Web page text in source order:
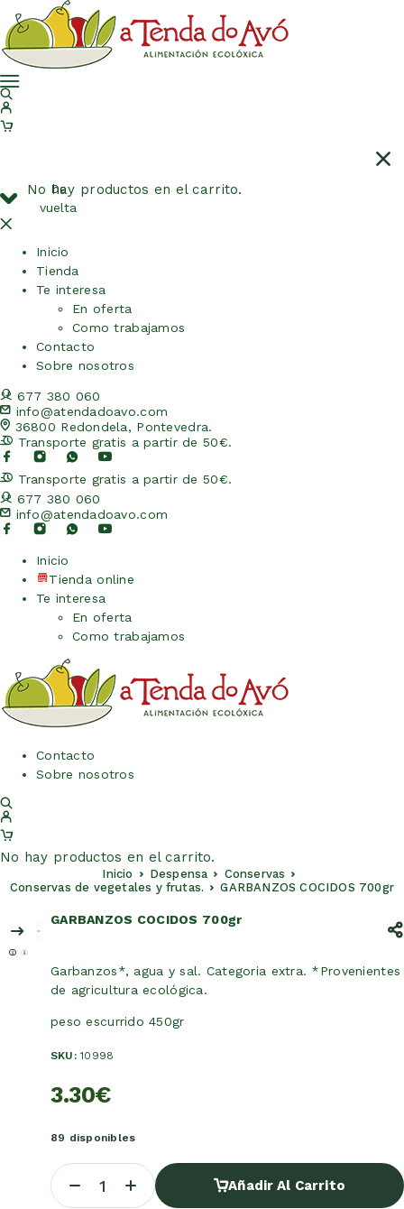
No hay productos en el carrito.
De
vuelta
Inicio
Tienda
Te interesa
En oferta
Como trabajamos
Contacto
Sobre nosotros
677 380 060
info@atendadoavo.com
36800 Redondela, Pontevedra.
Transporte gratis a partir de 50€.
Transporte gratis a partir de 50€.
677 380 060
info@atendadoavo.com
Inicio
Tienda online
Te interesa
En oferta
Como trabajamos
Contacto
Sobre nosotros
No hay productos en el carrito.
Inicio Despensa
Conservas
Conservas de vegetales y frutas.
GARBANZOS COCIDOS 700gr
GARBANZOS COCIDOS 700gr
Garbanzos*, agua y sal. Categoria extra. *Provenientes
de agricultura ecológica.
peso escurrido 450gr
SKU:10998
3.30€
89 disponibles
Añadir Al Carrito